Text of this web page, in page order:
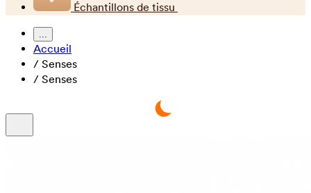
Échantillons de tissu
...
Accueil
/ Senses
/ Senses